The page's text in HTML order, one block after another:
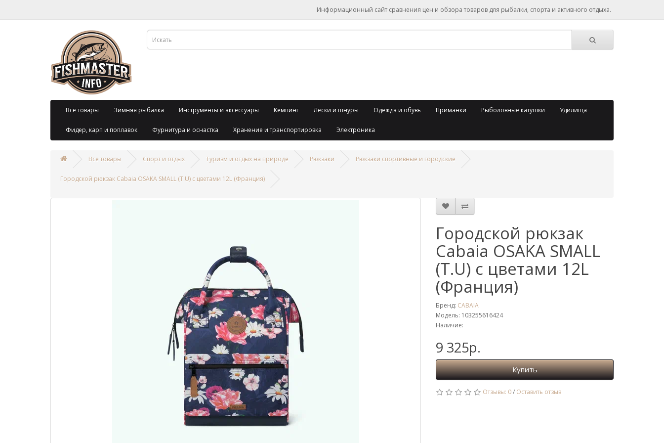
Информационный сайт сравнения цен и обзора товаров для рыбалки, спорта и активного отдыха.
Все товары Зимняя рыбалка Инструменты и аксессуары Кемпинг Лески и шнуры Одежда и обувь Приманки Рыболовные катушки Удилища
Фидер, карп и поплавок Фурнитура и оснастка Хранение и транспортировка Электроника
Все товары Спорт и отдых Туризм и отдых на природе Рюкзаки Рюкзаки спортивные и городские
Городской рюкзак Cabaia OSAKA SMALL (T.U) с цветами 12L (Франция)
Городской рюкзак
Cabaia OSAKA SMALL
(T.U) с цветами 12L
(Франция)
Бренд: CABAIA
Модель: 103255616424
Наличие:
9 325р.
Купить
Отзывы: 0/ Оставить отзыв